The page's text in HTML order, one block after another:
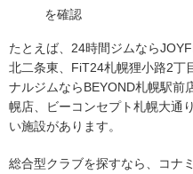
を確認
たとえば、24時間ジムなら
北二条東、FiT24札幌狸小路2丁
ナルジムならBEYOND札幌駅前
幌店、ビーコンセプト札幌大通
い施設があります。
総合型クラブを探すなら、コナ